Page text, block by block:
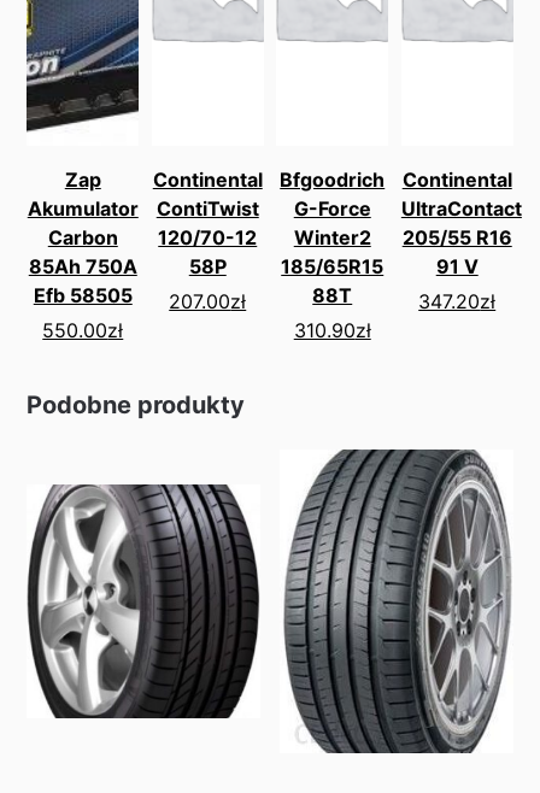
Zap
Akumulator
Carbon
85Ah 750A
Efb 58505
550.00zł
Continental
ContiTwist
120/70-12
58P
207.00zł
Bfgoodrich
G-Force
Winter2
185/65R15
88T
310.90zł
Continental
UltraContact
205/55 R16
91 V
347.20zł
Podobne produkty